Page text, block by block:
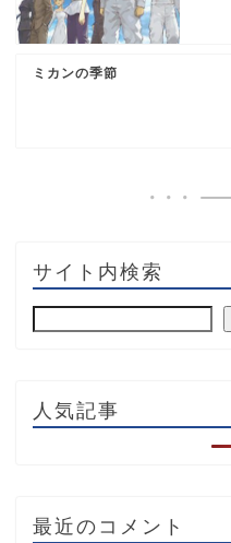
ミカンの季節
サイト内検索
人気記事
最近のコメント